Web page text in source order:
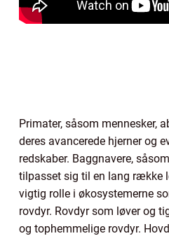
Primater, såsom mennesker,
deres avancerede hjerner og
redskaber. Baggnavere,
tilpasset sig til en lang række
vigtig rolle i økosystemerne
rovdyr. Rovdyr som løver og
og tophemmelige rovdyr.